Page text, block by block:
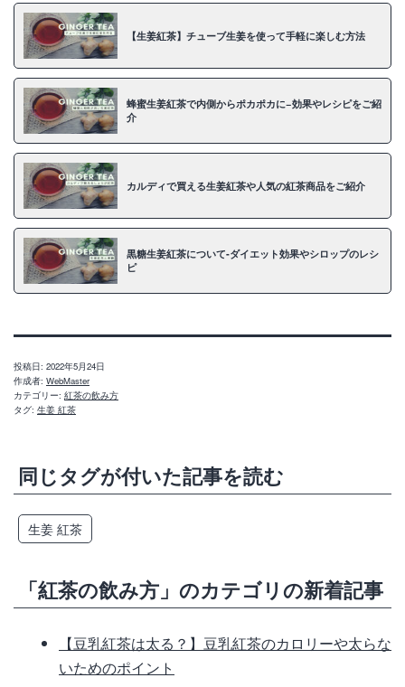
【生姜紅茶】チューブ生姜を使って手軽に楽しむ方法
蜂蜜生姜紅茶で内側からポカポカに−効果やレシピをご紹
介
カルディで買える生姜紅茶や人気の紅茶商品をご紹介
黒糖生姜紅茶について‐ダイエット効果やシロップのレシ
ピ
投稿日: 2022年5月24日
作成者: WebMaster
カテゴリー: 紅茶の飲み方
タグ: 生姜 紅茶
同じタグが付いた記事を読む
生姜 紅茶
「紅茶の飲み方」のカテゴリの新着記事
【豆乳紅茶は太る？】豆乳紅茶のカロリーや太らな
いためのポイント